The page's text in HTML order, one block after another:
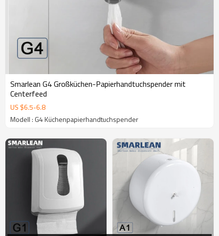
Smarlean G4 Großküchen-Papierhandtuchspender mit
Centerfeed
US $6.5-6.8
Modell : G4 Küchenpapierhandtuchspender